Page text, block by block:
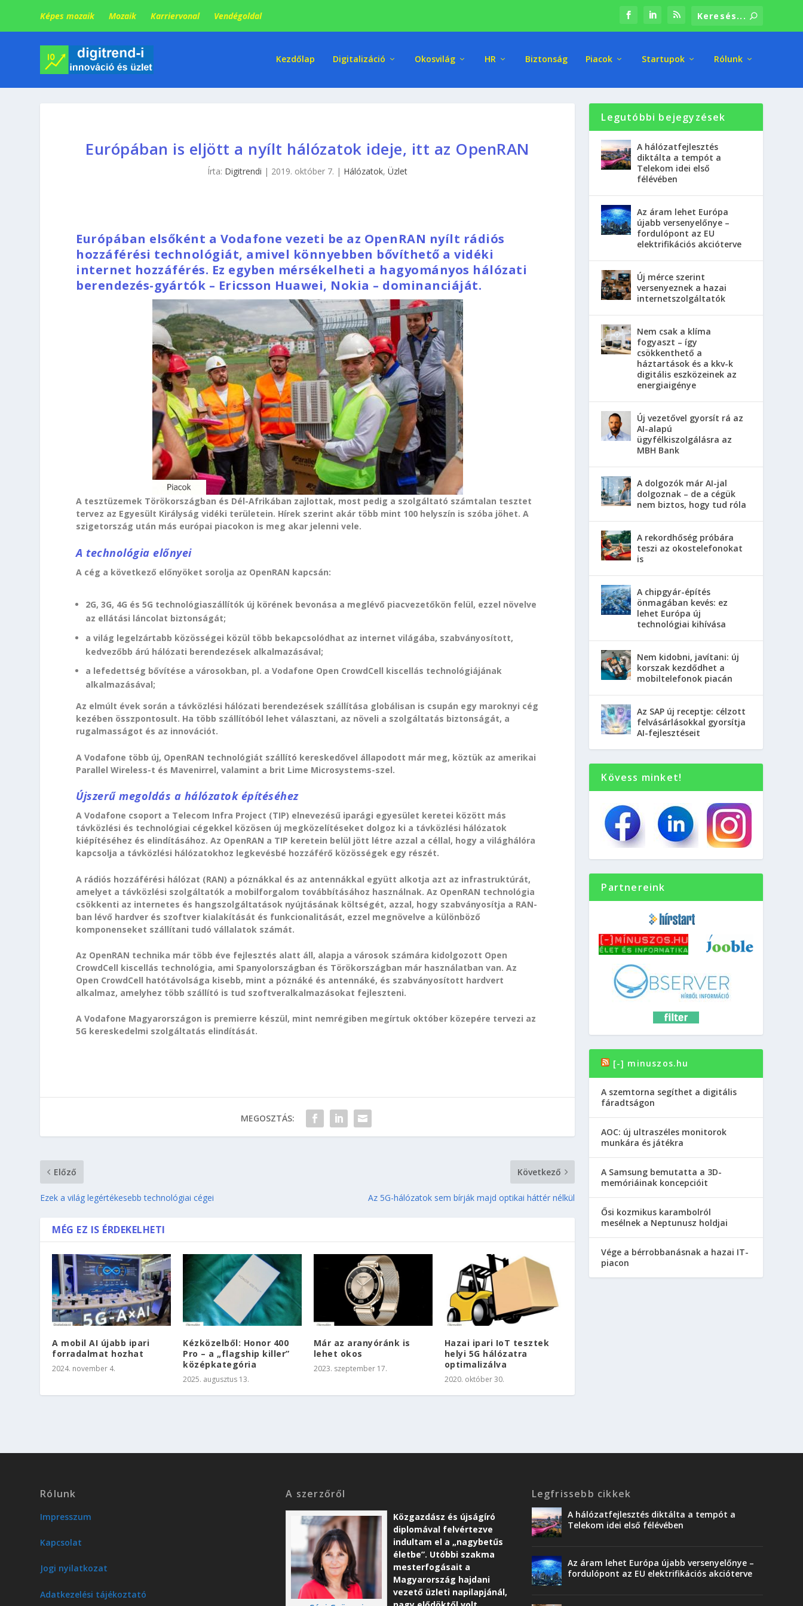
Képes mozaik Mozaik Karriervonal Vendégoldal
Kezdőlap Digitalizáció Okosvilág HR Biztonság Piacok Startupok Rólunk
Európában is eljött a nyílt hálózatok ideje, itt az OpenRAN
Írta: Digitrendi | 2019. október 7. | Hálózatok,Üzlet
Európában elsőként a Vodafone vezeti be az OpenRAN nyílt rádiós
hozzáférési technológiát, amivel könnyebben bővíthető a vidéki
internet hozzáférés. Ez egyben mérsékelheti a hagyományos hálózati
berendezés-gyártók – Ericsson Huawei, Nokia – dominanciáját.
A tesztüzemek Törökországban és Dél-Afrikában zajlottak, most pedig a szolgáltató számtalan tesztet
tervez az Egyesült Királyság vidéki területein. Hírek szerint akár több mint 100 helyszín is szóba jöhet. A
szigetország után más európai piacokon is meg akar jelenni vele.
A technológia előnyei
A cég a következő előnyöket sorolja az OpenRAN kapcsán:
2G, 3G, 4G és 5G technológiaszállítók új körének bevonása a meglévő piacvezetőkön felül, ezzel növelve
az ellátási láncolat biztonságát;
a világ legelzártabb közösségei közül több bekapcsolódhat az internet világába, szabványosított,
kedvezőbb árú hálózati berendezések alkalmazásával;
a lefedettség bővítése a városokban, pl. a Vodafone Open CrowdCell kiscellás technológiájának
alkalmazásával;
Az elmúlt évek során a távközlési hálózati berendezések szállítása globálisan is csupán egy maroknyi cég
kezében összpontosult. Ha több szállítóból lehet választani, az növeli a szolgáltatás biztonságát, a
rugalmasságot és az innovációt.
A Vodafone több új, OpenRAN technológiát szállító kereskedővel állapodott már meg, köztük az amerikai
Parallel Wireless-t és Mavenirrel, valamint a brit Lime Microsystems-szel.
Újszerű megoldás a hálózatok építéséhez
A Vodafone csoport a Telecom Infra Project (TIP) elnevezésű iparági egyesület keretei között más
távközlési és technológiai cégekkel közösen új megközelítéseket dolgoz ki a távközlési hálózatok
kiépítéséhez és elindításához. Az OpenRAN a TIP keretein belül jött létre azzal a céllal, hogy a világhálóra
kapcsolja a távközlési hálózatokhoz legkevésbé hozzáférő közösségek egy részét.
A rádiós hozzáférési hálózat (RAN) a póznákkal és az antennákkal együtt alkotja azt az infrastruktúrát,
amelyet a távközlési szolgáltatók a mobilforgalom továbbításához használnak. Az OpenRAN technológia
csökkenti az internetes és hangszolgáltatások nyújtásának költségét, azzal, hogy szabványosítja a RAN-
ban lévő hardver és szoftver kialakítását és funkcionalitását, ezzel megnövelve a különböző
komponenseket szállítani tudó vállalatok számát.
Az OpenRAN technika már több éve fejlesztés alatt áll, alapja a városok számára kidolgozott Open
CrowdCell kiscellás technológia, ami Spanyolországban és Törökországban már használatban van. Az
Open CrowdCell hatótávolsága kisebb, mint a póznáké és antennáké, és szabványosított hardvert
alkalmaz, amelyhez több szállító is tud szoftveralkalmazásokat fejleszteni.
A Vodafone Magyarországon is premierre készül, mint nemrégiben megírtuk október közepére tervezi az
5G kereskedelmi szolgáltatás elindítását.
MEGOSZTÁS:
Előző
Ezek a világ legértékesebb technológiai cégei
Következő
Az 5G-hálózatok sem bírják majd optikai háttér nélkül
MÉG EZ IS ÉRDEKELHETI
A mobil AI újabb ipari
forradalmat hozhat
2024. november 4.
Kézközelből: Honor 400
Pro – a „flagship killer”
középkategória
2025. augusztus 13.
Már az aranyóránk is
lehet okos
2023. szeptember 17.
Hazai ipari IoT tesztek
helyi 5G hálózatra
optimalizálva
2020. október 30.
Legutóbbi bejegyzések
A hálózatfejlesztés
diktálta a tempót a
Telekom idei első
félévében
Az áram lehet Európa
újabb versenyelőnye –
fordulópont az EU
elektrifikációs akcióterve
Új mérce szerint
versenyeznek a hazai
internetszolgáltatók
Nem csak a klíma
fogyaszt – így
csökkenthető a
háztartások és a kkv-k
digitális eszközeinek az
energiaigénye
Új vezetővel gyorsít rá az
AI-alapú
ügyfélkiszolgálásra az
MBH Bank
A dolgozók már AI-jal
dolgoznak – de a cégük
nem biztos, hogy tud róla
A rekordhőség próbára
teszi az okostelefonokat
is
A chipgyár-építés
önmagában kevés: ez
lehet Európa új
technológiai kihívása
Nem kidobni, javítani: új
korszak kezdődhet a
mobiltelefonok piacán
Az SAP új receptje: célzott
felvásárlásokkal gyorsítja
AI-fejlesztéseit
Kövess minket!
Partnereink
[-] minuszos.hu
A szemtorna segíthet a digitális
fáradtságon
AOC: új ultraszéles monitorok
munkára és játékra
A Samsung bemutatta a 3D-
memóriáinak koncepcióit
Ősi kozmikus karambolról
mesélnek a Neptunusz holdjai
Vége a bérrobbanásnak a hazai IT-
piacon
Rólunk
Impresszum
Kapcsolat
Jogi nyilatkozat
Adatkezelési tájékoztató
A szerzőről
Közgazdász és újságíró
diplomával felvértezve
indultam el a „nagybetűs
életbe”. Utóbbi szakma
mesterfogásait a
Magyarország hajdani
vezető üzleti napilapjánál,
Legfrissebb cikkek
A hálózatfejlesztés diktálta a tempót a
Telekom idei első félévében
Az áram lehet Európa újabb versenyelőnye –
fordulópont az EU elektrifikációs akcióterve